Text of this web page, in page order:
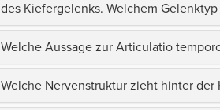
des Kiefergelenks. Welchem
Welche Aussage zur Articulatio
Welche Nervenstruktur zieht hinter